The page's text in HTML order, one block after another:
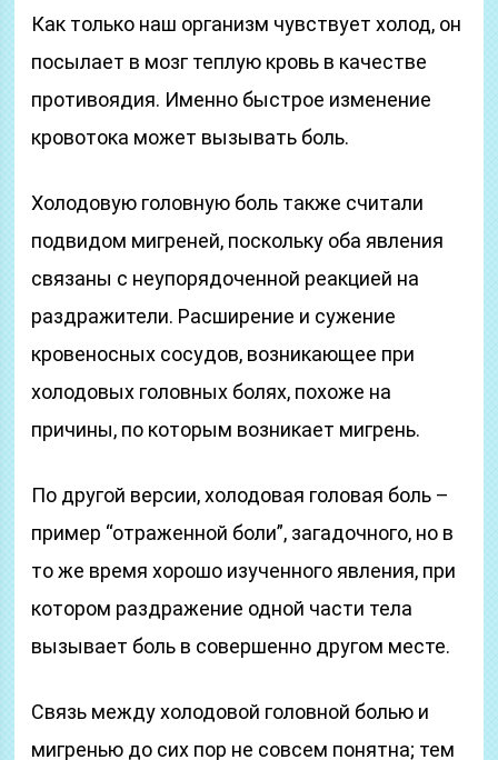
Как только наш организм чувствует холод, он
посылает в мозг теплую кровь в качестве
противоядия. Именно быстрое изменение
кровотока может вызывать боль.
Холодовую головную боль также считали
подвидом мигреней, поскольку оба явления
связаны с неупорядоченной реакцией на
раздражители. Расширение и сужение
кровеносных сосудов, возникающее при
холодовых головных болях, похоже на
причины, по которым возникает мигрень.
По другой версии, холодовая головая боль –
пример “отраженной боли”, загадочного, но в
то же время хорошо изученного явления, при
котором раздражение одной части тела
вызывает боль в совершенно другом месте.
Связь между холодовой головной болью и
мигренью до сих пор не совсем понятна; тем